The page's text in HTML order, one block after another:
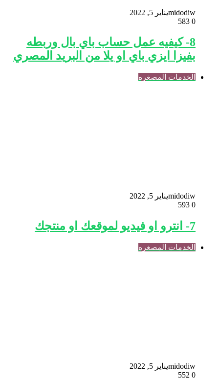
midodiwيناير 5, 2022
0
8- كيفيه عمل حساب باي بال وربطه
بفيزا ايزي باي او يلا من البريد المصري
الخدمات المصغره
midodiwيناير 5, 2022
0
7- انترو او فيديو لموقعك او منتجك
الخدمات المصغره
midodiwيناير 5, 2022
0